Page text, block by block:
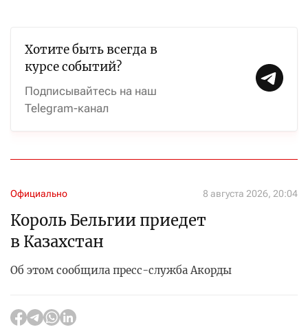
Хотите быть всегда в
курсе событий?
Подписывайтесь на наш
Telegram-канал
Официально 8 августа 2026, 20:04
Король Бельгии приедет
в Казахстан
Об этом сообщила пресс-служба Акорды